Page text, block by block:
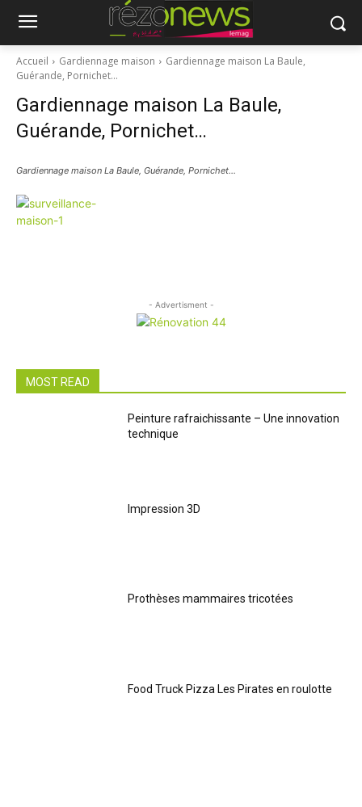
Accueil Gardiennage maison
Gardiennage maison La Baule,
Guérande, Pornichet…
Gardiennage maison La Baule,
Guérande, Pornichet…
Gardiennage maison La Baule, Guérande, Pornichet…
- Advertisment -
MOST READ
Peinture rafraichissante – Une innovation
technique
Impression 3D
Prothèses mammaires tricotées
Food Truck Pizza Les Pirates en roulotte